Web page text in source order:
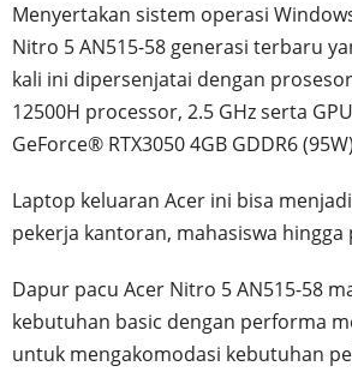
Menyertakan sistem operasi
Nitro 5 AN515-58 generasi terbaru
kali ini dipersenjatai dengan
12500H processor, 2.5 GHz serta
GeForce® RTX3050 4GB GDDR6
Laptop keluaran Acer ini bisa
pekerja kantoran, mahasiswa hingga
Dapur pacu Acer Nitro 5 AN515-58
kebutuhan basic dengan performa
untuk mengakomodasi kebutuhan